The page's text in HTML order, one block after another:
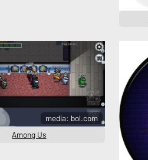
media: bol.com
Among Us